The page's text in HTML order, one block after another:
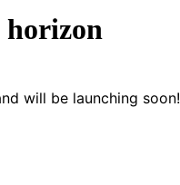
horizon
will be launching soon!